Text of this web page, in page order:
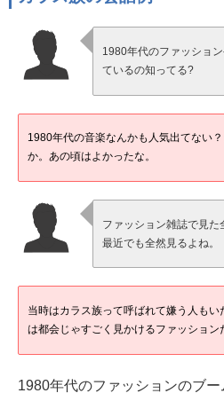
1980年代のファッショ
ているの知ってる?
1980年代の音楽なんかも人気出てない
か。あの頃はよかったな。
ファッション雑誌で見た
最近でも全然見るよね。
当時はカラス族って呼ばれて嫌う人もい
は都会じゃすごく見かけるファッション
1980年代のファッションのブ